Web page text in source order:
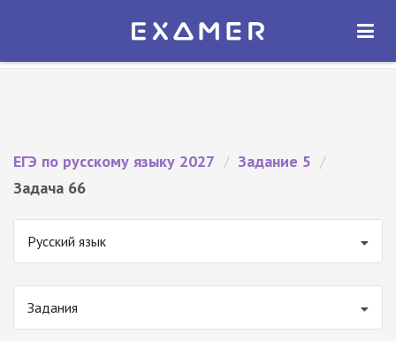
Экзамер — ЕГЭ 2027
ОТКРЫТЬ
ЕГЭ по русскому языку 2027 / Задание 5 /
Задача 66
Русский язык
Задания